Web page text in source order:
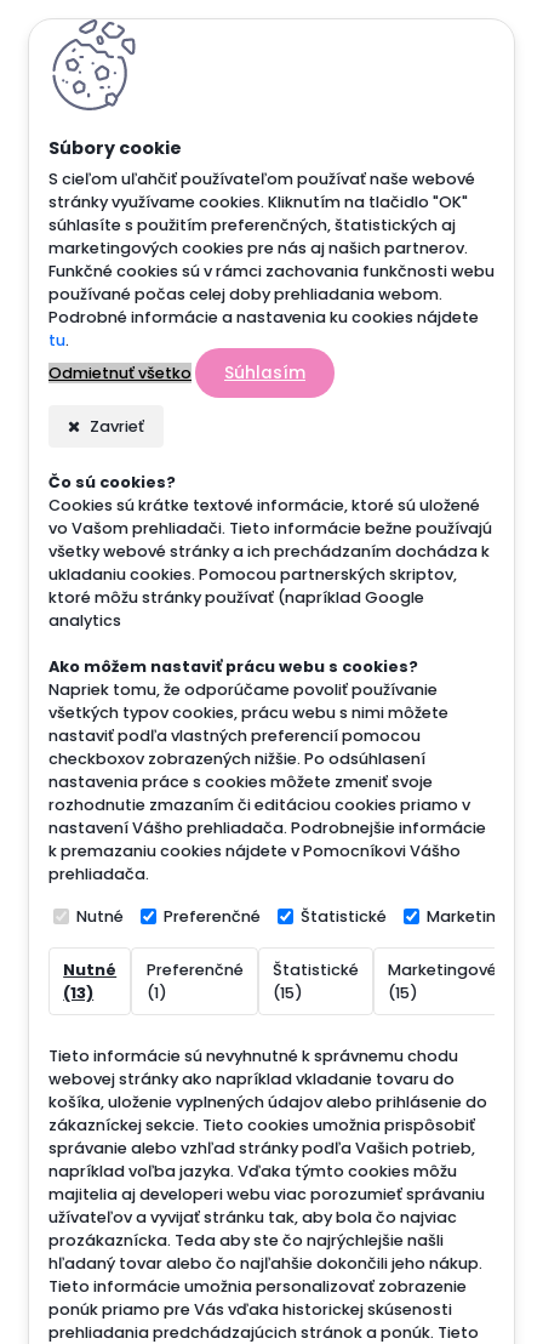
S cieľom uľahčiť používateľom používať naše webové
stránky využívame cookies. Kliknutím na tlačidlo "OK"
súhlasíte s použitím preferenčných, štatistických aj
marketingových cookies pre nás aj našich partnerov.
Funkčné cookies sú v rámci zachovania funkčnosti webu
používané počas celej doby prehliadania webom.
Podrobné informácie a nastavenia ku cookies nájdete
tu.
Odmietnuť všetko
Súhlasím
Zavrieť
Čo sú cookies?
Cookies sú krátke textové informácie, ktoré sú uložené
vo Vašom prehliadači. Tieto informácie bežne používajú
všetky webové stránky a ich prechádzaním dochádza k
ukladaniu cookies. Pomocou partnerských skriptov,
ktoré môžu stránky používať (napríklad Google
analytics
Ako môžem nastaviť prácu webu s cookies?
Napriek tomu, že odporúčame povoliť používanie
všetkých typov cookies, prácu webu s nimi môžete
nastaviť podľa vlastných preferencií pomocou
checkboxov zobrazených nižšie. Po odsúhlasení
nastavenia práce s cookies môžete zmeniť svoje
rozhodnutie zmazaním či editáciou cookies priamo v
nastavení Vášho prehliadača. Podrobnejšie informácie
k premazaniu cookies nájdete v Pomocníkovi Vášho
prehliadača.
Nutné Preferenčné Štatistické Marketingové
Nutné
(13)
Preferenčné
(1)
Štatistické
(15)
Marketingové
(15)
Tieto informácie sú nevyhnutné k správnemu chodu
webovej stránky ako napríklad vkladanie tovaru do
košíka, uloženie vyplnených údajov alebo prihlásenie do
zákazníckej sekcie. Tieto cookies umožnia prispôsobiť
správanie alebo vzhľad stránky podľa Vašich potrieb,
napríklad voľba jazyka. Vďaka týmto cookies môžu
majitelia aj developeri webu viac porozumieť správaniu
užívateľov a vyvijať stránku tak, aby bola čo najviac
prozákaznícka. Teda aby ste čo najrýchlejšie našli
hľadaný tovar alebo čo najľahšie dokončili jeho nákup.
Tieto informácie umožnia personalizovať zobrazenie
ponúk priamo pre Vás vďaka historickej skúsenosti
prehliadania predchádzajúcich stránok a ponúk. Tieto